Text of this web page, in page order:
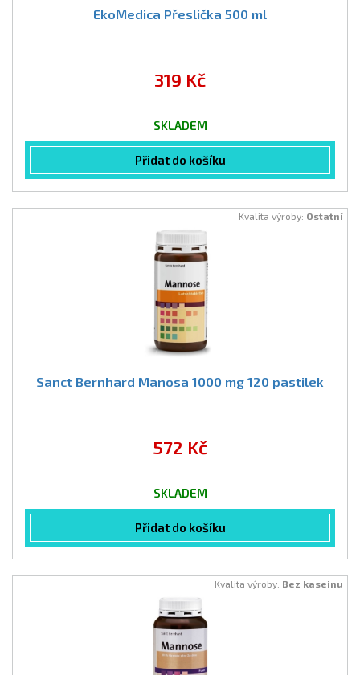
EkoMedica Přeslička 500 ml
319 Kč
SKLADEM
Přidat do košíku
Kvalita výroby: Ostatní
Sanct Bernhard Manosa 1000 mg 120 pastilek
572 Kč
SKLADEM
Přidat do košíku
Kvalita výroby: Bez kaseinu